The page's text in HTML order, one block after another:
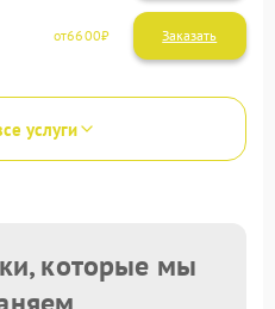
6600
услуги
которые мы